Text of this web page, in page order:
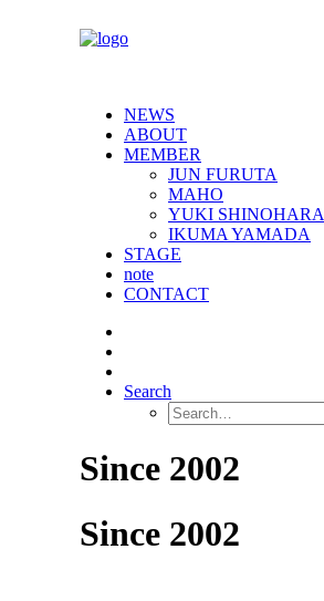
NEWS
ABOUT
MEMBER
JUN FURUTA
MAHO
YUKI SHINOHARA
IKUMA YAMADA
STAGE
note
CONTACT
Search
Since 2002
Since 2002